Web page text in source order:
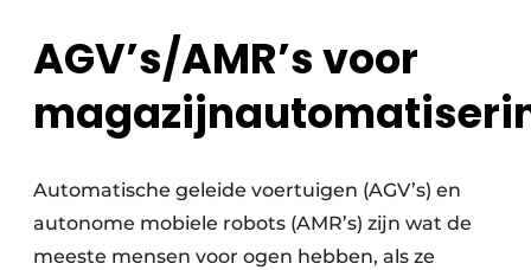
AGV’s/AMR’s voor
Automatische geleide voertuigen (AGV’s) en
autonome mobiele robots (AMR’s) zijn wat de
meeste mensen voor ogen hebben, als ze